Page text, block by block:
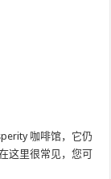
咖啡馆，它仍
这里很常见，您可